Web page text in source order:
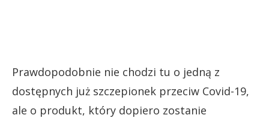
Prawdopodobnie nie chodzi tu o jedną z
dostępnych już szczepionek przeciw Covid-19,
ale o produkt, który dopiero zostanie